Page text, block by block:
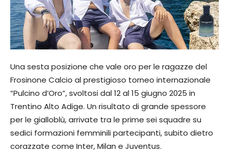
Una sesta posizione che vale oro per le ragazze del
Frosinone Calcio al prestigioso torneo internazionale
“Pulcino d’Oro”, svoltosi dal 12 al 15 giugno 2025 in
Trentino Alto Adige. Un risultato di grande spessore
per le gialloblù, arrivate tra le prime sei squadre su
sedici formazioni femminili partecipanti, subito dietro
corazzate come Inter, Milan e Juventus.